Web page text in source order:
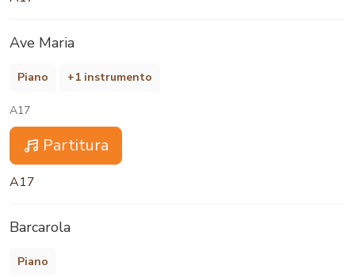
Ave Maria
Piano +1 instrumento
A17
Partitura
A17
Barcarola
Piano